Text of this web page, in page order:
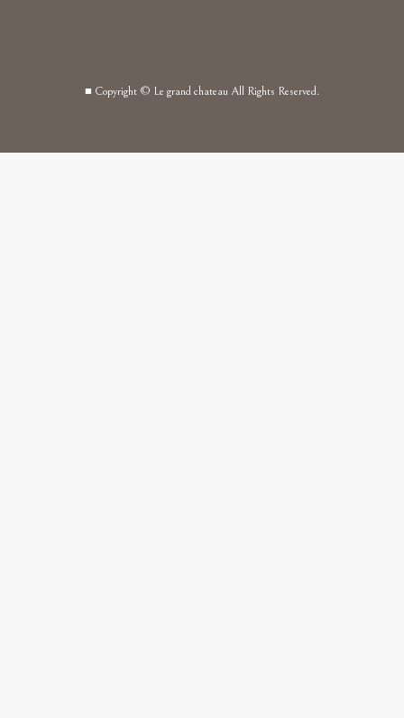
■ Copyright © Le grand chateau All Rights Reserved.